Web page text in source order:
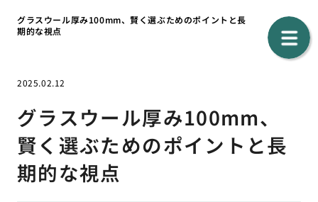
グラスウール厚み100mm、賢く選ぶためのポイントと長
期的な視点
2025.02.12
グラスウール厚み100mm、
賢く選ぶためのポイントと長
期的な視点